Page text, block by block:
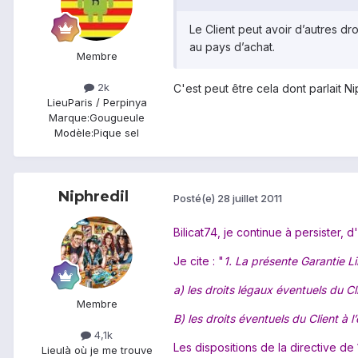
Membre
2k
LieuParis / Perpinya
Marque:Gougueule
Modèle:Pique sel
Le Client peut avoir d’autres
au pays d’achat.
C'est peut être cela dont parlait
Niphredil
Membre
4,1k
Lieulà où je me trouve
Posté(e) 28 juillet 2011
Bilicat74, je continue à persister,
Je cite : " 1. La présente Garantie
a) les droits légaux éventuels du
B) les droits éventuels du Client à
Les dispositions de la directive de